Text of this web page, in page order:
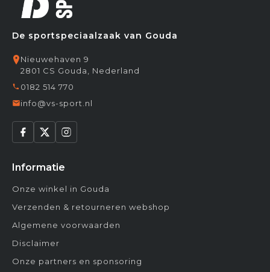
De sportspeciaalzaak van Gouda
Nieuwehaven 9
2801 CS Gouda, Nederland
0182 514 770
info@vs-sport.nl
Informatie
Onze winkel in Gouda
Verzenden & retourneren webshop
Algemene voorwaarden
Disclaimer
Onze partners en sponsoring